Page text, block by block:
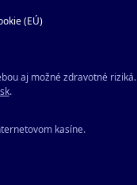
(EÚ)
aj možné zdravotné riziká.
.
kasíne.